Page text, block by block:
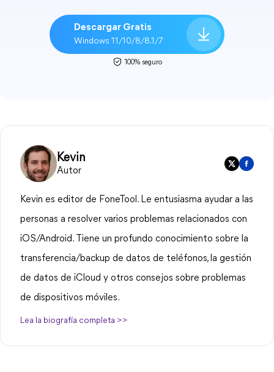
Descargar Gratis
Windows 11/10/8/8.1/7
100% seguro
Kevin
Autor
Kevin es editor de FoneTool. Le entusiasma ayudar a las
personas a resolver varios problemas relacionados con
iOS/Android. Tiene un profundo conocimiento sobre la
transferencia/backup de datos de teléfonos, la gestión
de datos de iCloud y otros consejos sobre problemas
de dispositivos móviles.
Lea la biografía completa >>